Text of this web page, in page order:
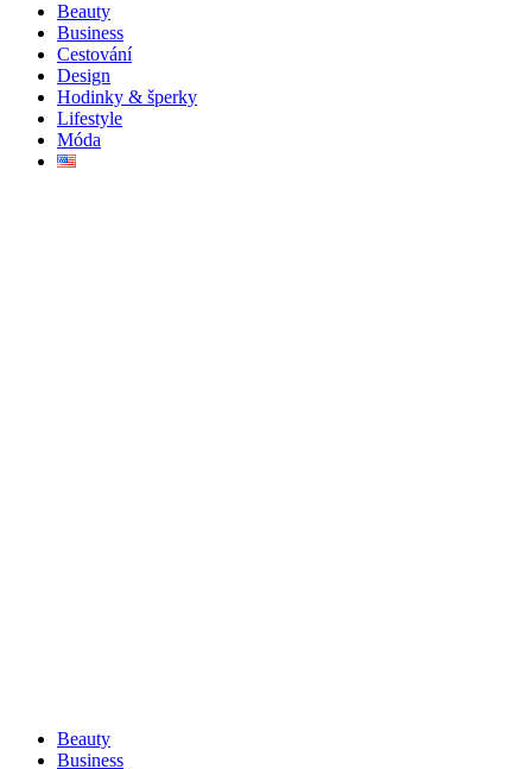
Beauty
Business
Cestování
Design
Hodinky & šperky
Lifestyle
Móda
Beauty
Business